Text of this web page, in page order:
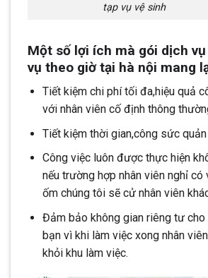
tạp vụ vệ sinh
Một số lợi ích mà gói dịch
vụ theo giờ tại hà nội mang
Tiết kiệm chi phí tối đa,hiệu quả
với nhân viên cố định thông
Tiết kiệm thời gian,công sức
Công việc luôn được thực hiện
nếu trường hợp nhân viên nghỉ có
ốm chúng tôi sẽ cử nhân viên
Đảm bảo không gian riêng tư cho
bạn vì khi làm việc xong nhân
khỏi khu làm việc.